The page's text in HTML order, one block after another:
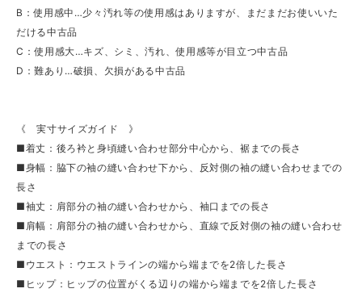
B：使用感中…少々汚れ等の使用感はありますが、まだまだお使いいた
だける中古品
C：使用感大…キズ、シミ、汚れ、使用感等が目立つ中古品
D：難あり…破損、欠損がある中古品
《 実寸サイズガイド 》
■着丈：後ろ衿と身頃縫い合わせ部分中心から、裾までの長さ
■身幅：脇下の袖の縫い合わせ下から、反対側の袖の縫い合わせまでの
長さ
■袖丈：肩部分の袖の縫い合わせから、袖口までの長さ
■肩幅：肩部分の袖の縫い合わせから、直線で反対側の袖の縫い合わせ
までの長さ
■ウエスト：ウエストラインの端から端までを2倍した長さ
■ヒップ：ヒップの位置がくる辺りの端から端までを2倍した長さ